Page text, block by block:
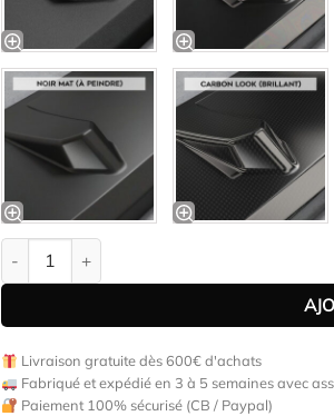
quantité de Lame de parechoc avant pour
Livraison gratuite dès 600€ d'achats
Fabriqué et expédié en 3 à 5 semaines avec
Paiement 100% sécurisé (CB / Paypal)